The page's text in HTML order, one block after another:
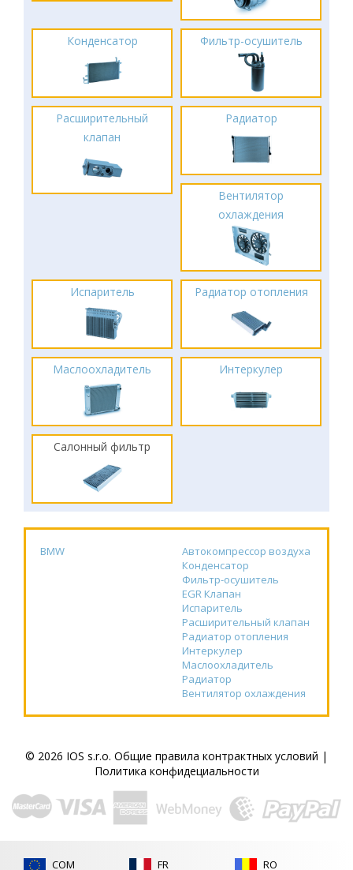
Конденсатор Фильтр-осушитель
Расширительный
клапан
Радиатор
Вентилятор
охлаждения
Испаритель Радиатор отопления
Маслоохладитель Интеркулер
Салонный фильтр
BMW
Автокомпрессор воздуха
Конденсатор
Фильтр-осушитель
EGR Клапан
Испаритель
Расширительный клапан
Радиатор отопления
Интеркулер
Маслоохладитель
Радиатор
Вентилятор охлаждения
© 2026 IOS s.r.o. Общие правила контрактных условий |
Политика конфидециальности
COM FR RO